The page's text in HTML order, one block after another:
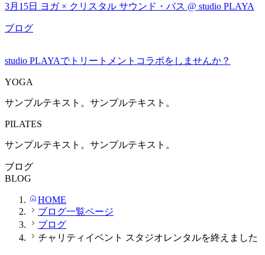
3月15日 ヨガ × クリスタル サウンド・バス @ studio PLAYA
ブログ
studio PLAYAでトリートメントコラボをしませんか？
YOGA
サンプルテキスト。サンプルテキスト。
PILATES
サンプルテキスト。サンプルテキスト。
ブログ
BLOG
HOME
ブログ一覧ページ
ブログ
チャリティイベント スタジオレンタルを終えました